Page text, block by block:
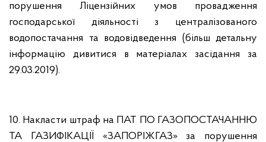
порушення Ліцензійних умов провадження
господарської діяльності з централізованого
водопостачання та водовідведення (більш детальну
інформацію дивитися в матеріалах засідання за
29.03.2019).
10. Накласти штраф на ПАТ ПО ГАЗОПОСТАЧАННЮ
ТА ГАЗИФІКАЦІЇ «ЗАПОРІЖГАЗ» за порушення